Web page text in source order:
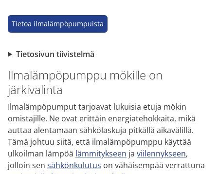
Tietoa ilmalämpöpumpuista
Tietosivun tiivistelmä
Ilmalämpöpumppu mökille on
järkivalinta
Ilmalämpöpumput tarjoavat lukuisia etuja mökin
omistajille. Ne ovat erittäin energiatehokkaita, mikä
auttaa alentamaan sähkölaskuja pitkällä aikavälillä.
Tämä johtuu siitä, että ilmalämpöpumppu käyttää
ulkoilman lämpöä lämmitykseen ja viilennykseen,
jolloin sen sähkönkulutus on vähäisempää verrattuna